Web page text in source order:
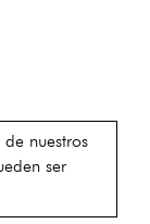
nuestros
ser